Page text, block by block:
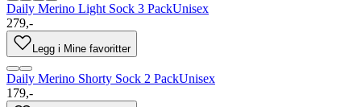
Daily Merino Light Sock 3 PackUnisex
279,-
Legg i Mine favoritter
Daily Merino Shorty Sock 2 PackUnisex
179,-